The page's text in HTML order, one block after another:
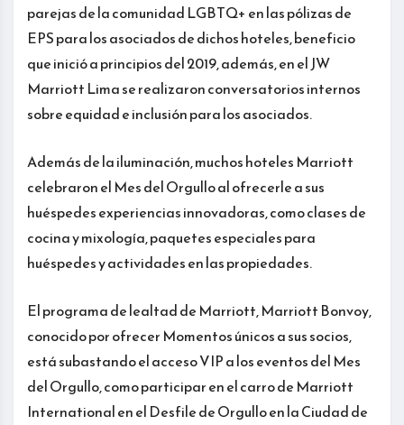
parejas de la comunidad LGBTQ+ en las pólizas de
EPS para los asociados de dichos hoteles, beneficio
que inició a principios del 2019, además, en el JW
Marriott Lima se realizaron conversatorios internos
sobre equidad e inclusión para los asociados.
Además de la iluminación, muchos hoteles Marriott
celebraron el Mes del Orgullo al ofrecerle a sus
huéspedes experiencias innovadoras, como clases de
cocina y mixología, paquetes especiales para
huéspedes y actividades en las propiedades.
El programa de lealtad de Marriott, Marriott Bonvoy,
conocido por ofrecer Momentos únicos a sus socios,
está subastando el acceso VIP a los eventos del Mes
del Orgullo, como participar en el carro de Marriott
International en el Desfile de Orgullo en la Ciudad de